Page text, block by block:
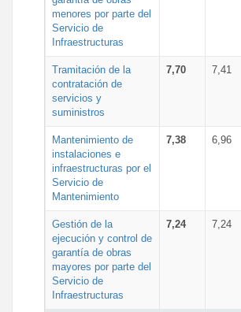
menores por parte del
Servicio de
Infraestructuras
Tramitación de la
contratación de
servicios y
suministros
7,70 7,41
Mantenimiento de
instalaciones e
infraestructuras por el
Servicio de
Mantenimiento
7,38 6,96
Gestión de la
ejecución y control de
garantía de obras
mayores por parte del
Servicio de
Infraestructuras
7,24 7,24